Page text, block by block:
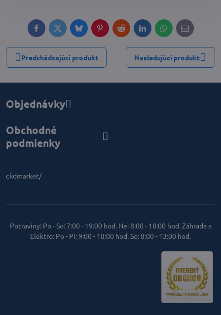
FacebookTwitterBlueskyPinterestRedditLinkedInWhatsApp
E-
mail
Predchádzajúci produkt Nasledujúci produkt
Objednávky
Obchodné
podmienky
ckdmarket/
Potraviny: Po - So: 7:00 - 19:00 hod. Ne: 8:00 - 18:00 hod. Záhrada a
Elektro: Po - Pi: 9:00 - 18:00 hod. So: 8:00 - 13:00 hod.